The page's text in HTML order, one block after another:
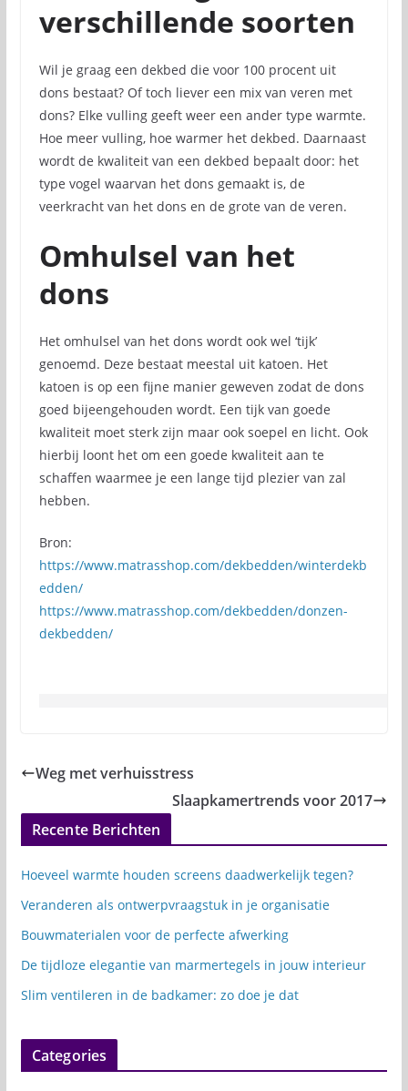
verschillende soorten
Wil je graag een dekbed die voor 100 procent uit
dons bestaat? Of toch liever een mix van veren met
dons? Elke vulling geeft weer een ander type warmte.
Hoe meer vulling, hoe warmer het dekbed. Daarnaast
wordt de kwaliteit van een dekbed bepaalt door: het
type vogel waarvan het dons gemaakt is, de
veerkracht van het dons en de grote van de veren.
Omhulsel van het
dons
Het omhulsel van het dons wordt ook wel ‘tijk’
genoemd. Deze bestaat meestal uit katoen. Het
katoen is op een fijne manier geweven zodat de dons
goed bijeengehouden wordt. Een tijk van goede
kwaliteit moet sterk zijn maar ook soepel en licht. Ook
hierbij loont het om een goede kwaliteit aan te
schaffen waarmee je een lange tijd plezier van zal
hebben.
Bron:
https://www.matrasshop.com/dekbedden/winterdekb
edden/
https://www.matrasshop.com/dekbedden/donzen-
dekbedden/
Weg met verhuisstress
Slaapkamertrends voor 2017
Recente Berichten
Hoeveel warmte houden screens daadwerkelijk tegen?
Veranderen als ontwerpvraagstuk in je organisatie
Bouwmaterialen voor de perfecte afwerking
De tijdloze elegantie van marmertegels in jouw interieur
Slim ventileren in de badkamer: zo doe je dat
Categories